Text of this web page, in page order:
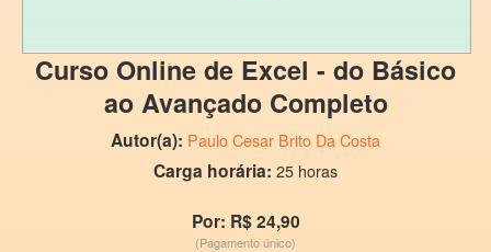
Curso Online de Excel - do Básico
ao Avançado Completo
Autor(a): Paulo Cesar Brito Da Costa
Carga horária: 25 horas
Por: R$ 24,90
(Pagamento único)